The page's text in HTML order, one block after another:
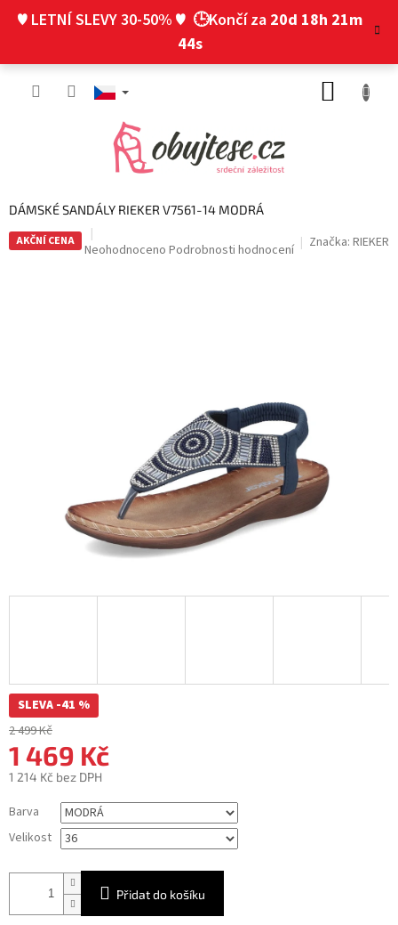
♥ LETNÍ SLEVY 30-50% ♥ 🕒Končí za 20d 18h 21m
43s
DÁMSKÉ SANDÁLY RIEKER V7561-14 MODRÁ
AKČNÍ CENA
Průměrné
Neohodnoceno Podrobnosti hodnocení Značka: RIEKER
SLEVA -41 %
2 499 Kč
1 469 Kč
1 214 Kč bez DPH
cena:
Barva
Velikost
Přidat do košíku